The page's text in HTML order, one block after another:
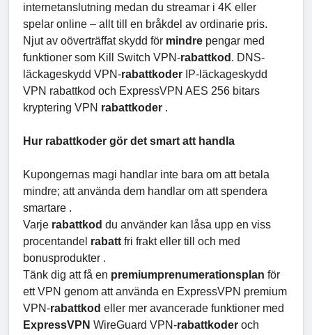
internetanslutning medan du streamar i 4K eller
spelar online – allt till en bråkdel av ordinarie pris.
Njut av oöverträffat skydd för mindre pengar med
funktioner som Kill Switch VPN-rabattkod . DNS-
läckageskydd VPN-rabattkoder IP-läckageskydd
VPN rabattkod och ExpressVPN AES 256 bitars
kryptering VPN rabattkoder .
Hur rabattkoder gör det smart att handla
Kupongernas magi handlar inte bara om att betala
mindre; att använda dem handlar om att spendera
smartare .
Varje rabattkod du använder kan låsa upp en viss
procentandel rabatt fri frakt eller till och med
bonusprodukter .
Tänk dig att få en premiumprenumerationsplan för
ett VPN genom att använda en ExpressVPN premium
VPN-rabattkod eller mer avancerade funktioner med
ExpressVPN WireGuard VPN-rabattkoder och